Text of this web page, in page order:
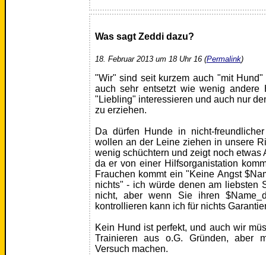
Was sagt Zeddi dazu?
18. Februar 2013 um 18 Uhr 16 (Permalink)
"Wir" sind seit kurzem auch "mit
auch sehr entsetzt wie wenig andere
"Liebling" interessieren und auch nur
zu erziehen.
Da dürfen Hunde in nicht-
wollen an der Leine ziehen in unsere
wenig schüchtern und zeigt noch etwas
da er von einer Hilfsorganistation
Frauchen kommt ein "Keine Angst
nichts" - ich würde denen am liebsten
nicht, aber wenn Sie ihren
kontrollieren kann ich für nichts
Kein Hund ist perfekt, und auch wir
Trainieren aus o.G. Gründen, aber
Versuch machen.